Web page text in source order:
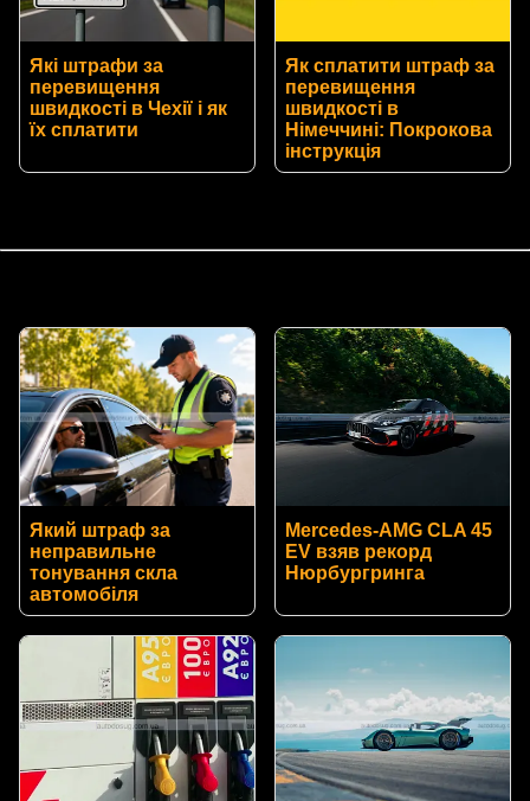
Які штрафи за
перевищення
швидкості в Чехії і як
їх сплатити
Як сплатити штраф за
перевищення
швидкості в
Німеччині: Покрокова
інструкція
Який штраф за
неправильне
тонування скла
автомобіля
Mercedes-AMG CLA 45
EV взяв рекорд
Нюрбургринга